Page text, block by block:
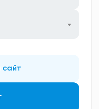
сайт